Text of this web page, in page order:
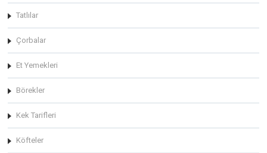
Tatlılar
Çorbalar
Et Yemekleri
Börekler
Kek Tarifleri
Köfteler